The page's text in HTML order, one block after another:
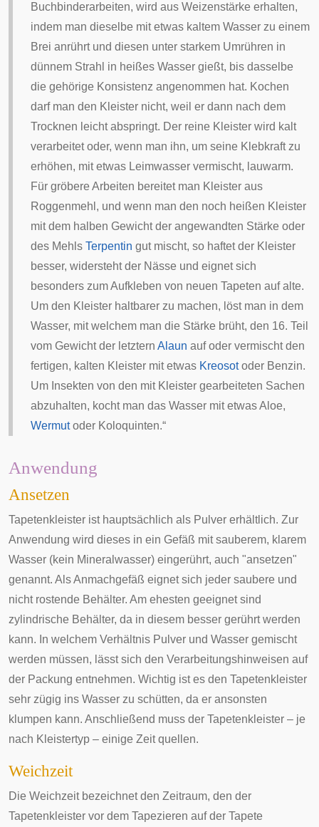
Buchbinderarbeiten, wird aus Weizenstärke erhalten,
indem man dieselbe mit etwas kaltem Wasser zu einem
Brei anrührt und diesen unter starkem Umrühren in
dünnem Strahl in heißes Wasser gießt, bis dasselbe
die gehörige Konsistenz angenommen hat. Kochen
darf man den Kleister nicht, weil er dann nach dem
Trocknen leicht abspringt. Der reine Kleister wird kalt
verarbeitet oder, wenn man ihn, um seine Klebkraft zu
erhöhen, mit etwas Leimwasser vermischt, lauwarm.
Für gröbere Arbeiten bereitet man Kleister aus
Roggenmehl, und wenn man den noch heißen Kleister
mit dem halben Gewicht der angewandten Stärke oder
des Mehls Terpentin gut mischt, so haftet der Kleister
besser, widersteht der Nässe und eignet sich
besonders zum Aufkleben von neuen Tapeten auf alte.
Um den Kleister haltbarer zu machen, löst man in dem
Wasser, mit welchem man die Stärke brüht, den 16. Teil
vom Gewicht der letztern Alaun auf oder vermischt den
fertigen, kalten Kleister mit etwas Kreosotoder Benzin.
Um Insekten von den mit Kleister gearbeiteten Sachen
abzuhalten, kocht man das Wasser mit etwasAloe,
Wermutoder Koloquinten.“
Anwendung
Ansetzen
Tapetenkleister ist hauptsächlich als Pulver erhältlich. Zur
Anwendung wird dieses in ein Gefäß mit sauberem, klarem
Wasser (kein Mineralwasser) eingerührt, auch "ansetzen"
genannt. Als Anmachgefäß eignet sich jeder saubere und
nicht rostende Behälter. Am ehesten geeignet sind
zylindrische Behälter, da in diesem besser gerührt werden
kann. In welchem Verhältnis Pulver und Wasser gemischt
werden müssen, lässt sich den Verarbeitungshinweisen auf
der Packung entnehmen. Wichtig ist es den Tapetenkleister
sehr zügig ins Wasser zu schütten, da er ansonsten
klumpen kann. Anschließend muss der Tapetenkleister – je
nach Kleistertyp – einige Zeit quellen.
Weichzeit
Die Weichzeit bezeichnet den Zeitraum, den der
Tapetenkleister vor dem Tapezieren auf der Tapete